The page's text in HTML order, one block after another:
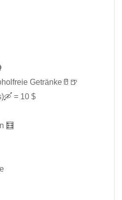
Getränke🥛🍺
= 10 $
🧮